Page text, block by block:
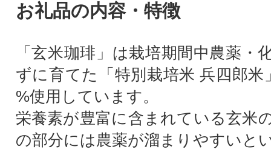
お礼品の内容・特徴
「玄米珈琲」は栽培期間中農薬・
ずに育てた「特別栽培米 兵四郎米
%使用しています。
栄養素が豊富に含まれている玄米
の部分には農薬が溜まりやすいと